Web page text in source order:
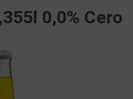
0,0% Cero